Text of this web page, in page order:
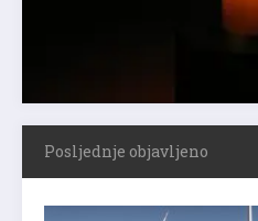
Posljednje objavljeno